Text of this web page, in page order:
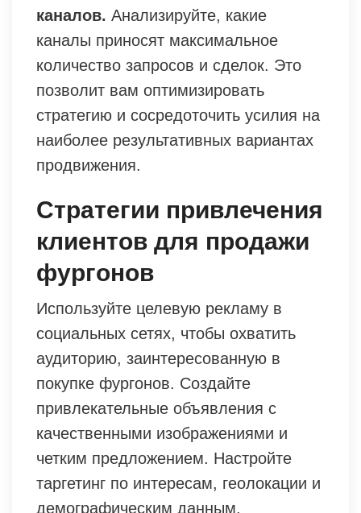
каналов. Анализируйте, какие
каналы приносят максимальное
количество запросов и сделок. Это
позволит вам оптимизировать
стратегию и сосредоточить усилия на
наиболее результативных вариантах
продвижения.
Стратегии привлечения
клиентов для продажи
фургонов
Используйте целевую рекламу в
социальных сетях, чтобы охватить
аудиторию, заинтересованную в
покупке фургонов. Создайте
привлекательные объявления с
качественными изображениями и
четким предложением. Настройте
таргетинг по интересам, геолокации и
демографическим данным.